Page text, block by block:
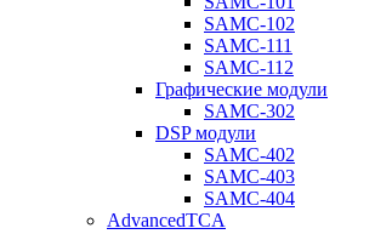
SAMC-102
SAMC-111
SAMC-112
Графические модули
SAMC-302
DSP модули
SAMC-402
SAMC-403
SAMC-404
AdvancedTCA